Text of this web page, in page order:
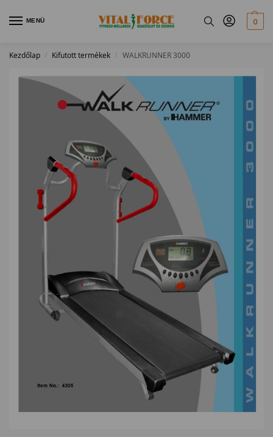
MENÜ 0
Kezdőlap / Kifutott termékek / WALKRUNNER 3000